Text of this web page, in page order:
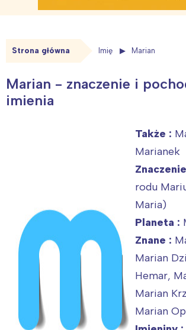
Strona główna Imię Marian
Marian - znaczenie i
imienia
Także :
Marianek
rodu
Maria)
Planeta :
Znane :
Marian
Hemar,
Marian
Marian